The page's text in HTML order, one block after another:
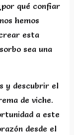
qué confiar
hemos
esta
sea una
y descubrir el
de viche.
a este
desde el